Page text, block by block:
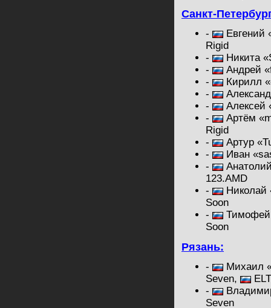
Санкт-
-
Евгений
Rigid
-
Никита
-
Андрей
-
Кирилл
-
-
Алексей
-
Артём
Rigid
-
Артур
-
Иван
-
123.AMD
-
Николай
Soon
-
Тимофей
Soon
Рязань:
-
Михаил
Seven,
-
Seven